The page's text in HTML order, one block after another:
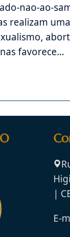
nao-ao-
realizam
favorece…
|
E-